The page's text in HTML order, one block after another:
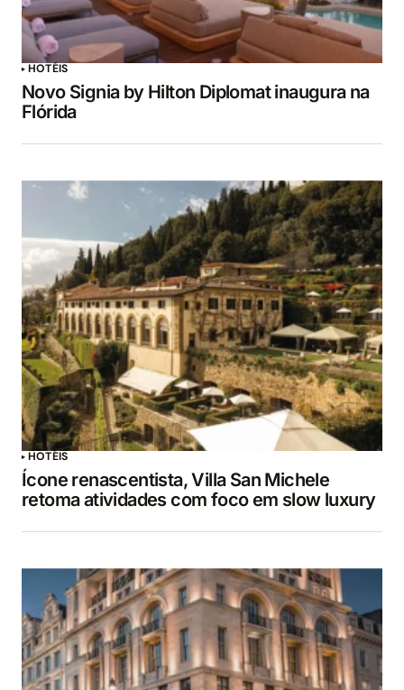
HOTÉIS
Novo Signia by Hilton Diplomat inaugura na
Flórida
HOTÉIS
Ícone renascentista, Villa San Michele
retoma atividades com foco em slow luxury